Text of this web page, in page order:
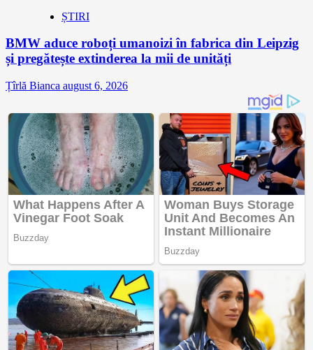
ȘTIRI
BMW aduce roboți umanoizi în fabrica din Leipzig
și pregătește extinderea la mii de unități
Țîrlă Bianca august 6, 2026